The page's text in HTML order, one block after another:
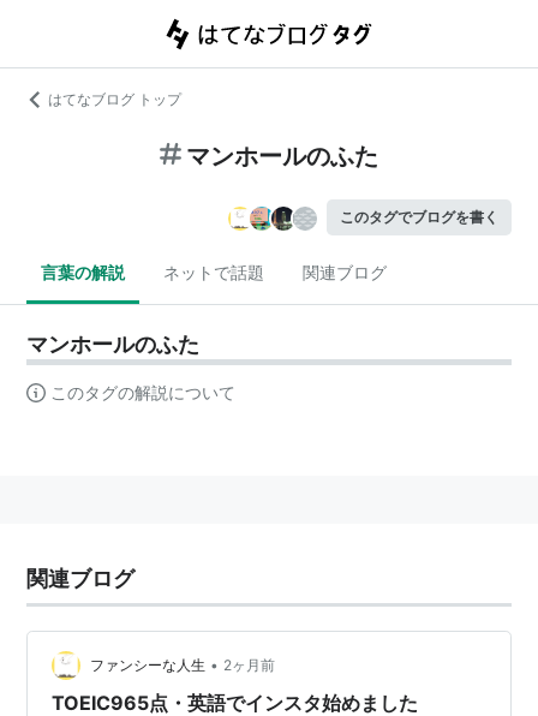
はてなブログ トップ
マンホールのふた
このタグでブログを書く
言葉の解説 ネットで話題 関連ブログ
マンホールのふた
このタグの解説について
関連ブログ
ファンシーな人生 • 2ヶ月前
TOEIC965点・英語でインスタ始めました